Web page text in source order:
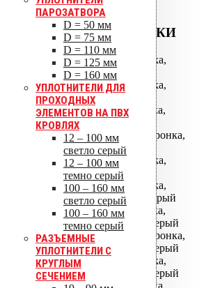
ПАРОЗАТВОРА
D = 50 мм
D = 75 мм
D = 110 мм
D = 125 мм
D = 160 мм
УПЛОТНИТЕЛИ ДЛЯ
ПРОХОДНЫХ
ЭЛЕМЕНТОВ НА ПВХ
КРОВЛЯХ
12 – 100 мм
светло серый
12 – 100 мм
темно серый
100 – 160 мм
светло серый
100 – 160 мм
темно серый
РАЗЪЕМНЫЕ
УПЛОТНИТЕЛИ С
КРУГЛЫМ
СЕЧЕНИЕМ
ВОДОСТОЧНЫЕ ВОРОНКИ
АМ-050 водосточная воронка,
фланец битум
АМ-075 водосточная воронка,
фланец битум
АМ-110 водосточная воронка,
фланец битум
АМ-110/630 водосточная воронка,
фланец битум
АМ-160 водосточная воронка,
фланец битум
АМ-160 водосточная воронка,
фланец Алкорплан темно-серый
АМ-110 водосточная воронка,
фланец Алкорплан светло-серый
АМ-110/630 водосточная воронка,
фланец Алкорплан светло-серый
АМ-160 водосточная воронка,
фланец Алкорплан светло-серый